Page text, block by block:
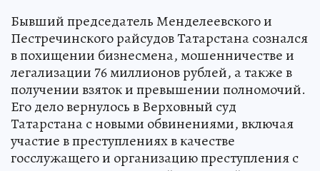
Бывший председатель Менделеевского и
Пестречинского райсудов Татарстана сознался
в похищении бизнесмена, мошенничестве и
легализации 76 миллионов рублей, а также в
получении взяток и превышении полномочий.
Его дело вернулось в Верховный суд
Татарстана с новыми обвинениями, включая
участие в преступлениях в качестве
госслужащего и организацию преступления с